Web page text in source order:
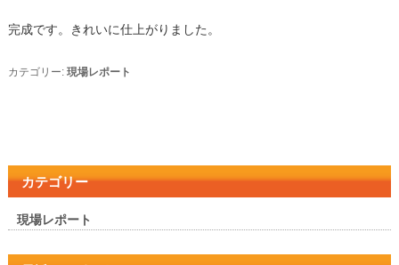
完成です。きれいに仕上がりました。
カテゴリー: 現場レポート
カテゴリー
現場レポート